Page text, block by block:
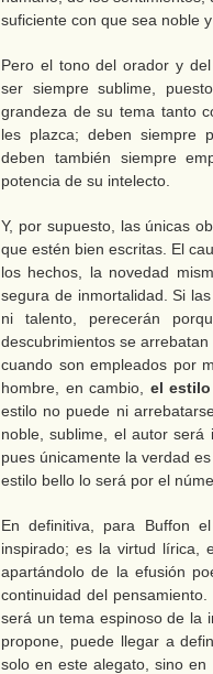
suficiente con que sea noble
Pero el tono del orador y
ser siempre sublime,
grandeza de su tema tanto
les plazca; deben siempre
deben también siempre
potencia de su intelecto.
Y, por supuesto, las únicas
que estén bien escritas. El
los hechos, la novedad
segura de inmortalidad. Si
ni talento, perecerán
descubrimientos se
cuando son empleados por
hombre, en cambio, el
estilo no puede ni
noble, sublime, el autor será
pues únicamente la verdad
estilo bello lo será por el
En definitiva, para Buffon
inspirado; es la virtud lírica,
apartándolo de la efusión
continuidad del
será un tema espinoso de la
propone, puede llegar a
solo en este alegato, sino